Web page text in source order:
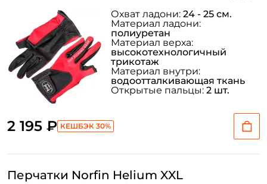
2 195 ₽ КЕШБЭК 30%
Охват ладони: 24 - 25 см.
Материал ладони:
полиуретан
Материал верха:
высокотехнологичный
трикотаж
Материал внутри:
водоотталкивающая ткань
Открытые пальцы: 2 шт.
Перчатки Norfin Helium XXL